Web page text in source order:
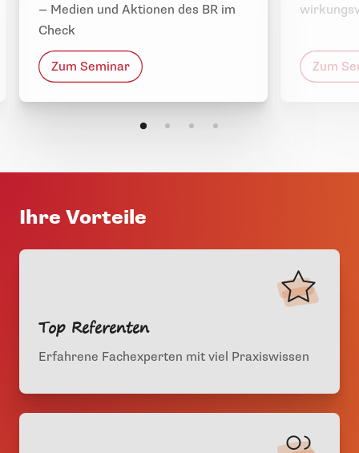
— Medien und Aktionen des BR im
Check
Zum Seminar Zum
Ihre Vorteile
Top Referenten
Erfahrene Fachexperten mit viel Praxiswissen